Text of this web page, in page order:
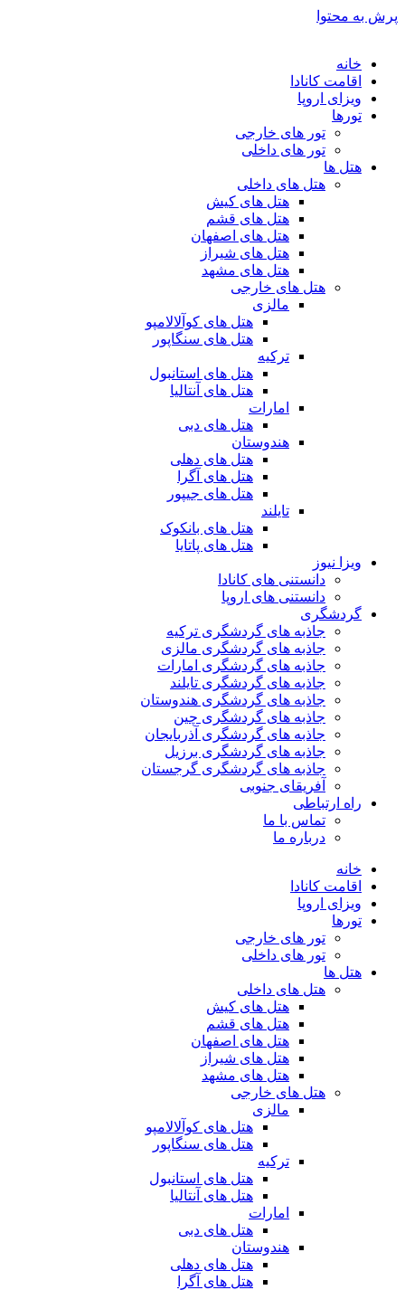
پرش به محتوا
خانه
اقامت کانادا
ویزای اروپا
تورها
تور های خارجی
تور های داخلی
هتل ها
هتل های داخلی
هتل های کیش
هتل های قشم
هتل های اصفهان
هتل های شیراز
هتل های مشهد
هتل های خارجی
مالزی
هتل های کوآلالامپو
هتل های سنگاپور
ترکیه
هتل های استانبول
هتل های آنتالیا
امارات
هتل های دبی
هندوستان
هتل های دهلی
هتل های آگرا
هتل های جیپور
تایلند
هتل های بانکوک
هتل های پاتایا
ویزا نیوز
دانستنی های کانادا
دانستنی های اروپا
گردشگری
جاذبه های گردشگری ترکیه
جاذبه های گردشگری مالزی
جاذبه های گردشگری امارات
جاذبه های گردشگری تایلند
جاذبه های گردشگری هندوستان
جاذبه های گردشگری چین
جاذبه های گردشگری آذربایجان
جاذبه های گردشگری برزیل
جاذبه های گردشگری گرجستان
آفریقای جنوبی
راه ارتباطی
تماس با ما
درباره ما
خانه
اقامت کانادا
ویزای اروپا
تورها
تور های خارجی
تور های داخلی
هتل ها
هتل های داخلی
هتل های کیش
هتل های قشم
هتل های اصفهان
هتل های شیراز
هتل های مشهد
هتل های خارجی
مالزی
هتل های کوآلالامپو
هتل های سنگاپور
ترکیه
هتل های استانبول
هتل های آنتالیا
امارات
هتل های دبی
هندوستان
هتل های دهلی
هتل های آگرا